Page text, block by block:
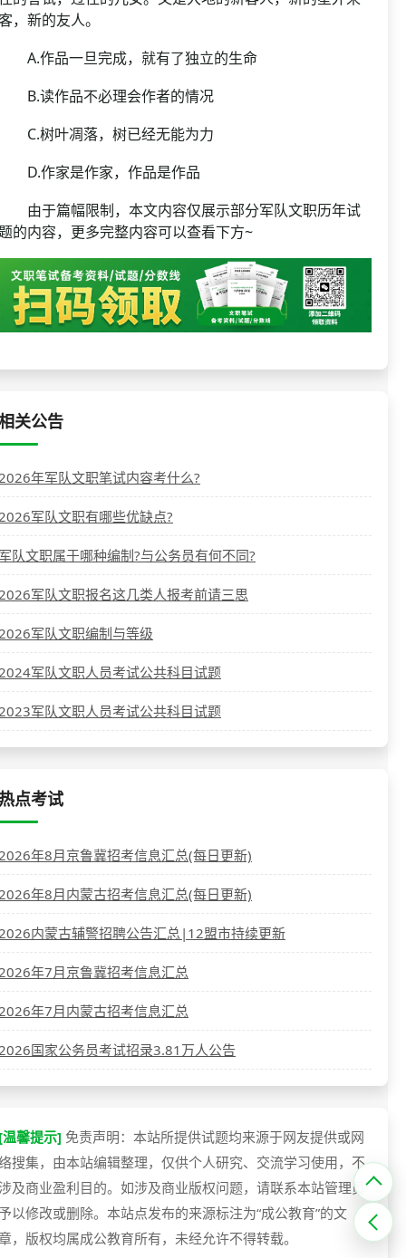
，新的友人。
作品一旦完成，就有了独立的生命
读作品不必理会作者的情况
树叶凋落，树已经无能为力
作家是作家，作品是作品
于篇幅限制，本文内容仅展示部分军队文职历年试
的内容，更多完整内容可以查看下方~
关公告
年军队文职笔试内容考什么?
军队文职有哪些优缺点?
队文职属于哪种编制?与公务员有何不同?
军队文职报名这几类人报考前请三思
军队文职编制与等级
军队文职人员考试公共科目试题
军队文职人员考试公共科目试题
点考试
年8月京鲁冀招考信息汇总(每日更新)
年8月内蒙古招考信息汇总(每日更新)
内蒙古辅警招聘公告汇总|12盟市持续更新
年7月京鲁冀招考信息汇总
年7月内蒙古招考信息汇总
国家公务员考试招录3.81万人公告
馨提示] 免责声明：本站所提供试题均来源于网友提供或网
搜集，由本站编辑整理，仅供个人研究、交流学习使用，不
及商业盈利目的。如涉及商业版权问题，请联系本站管理员
以修改或删除。本站点发布的来源标注为“成公教育”的文
，版权均属成公教育所有，未经允许不得转载。